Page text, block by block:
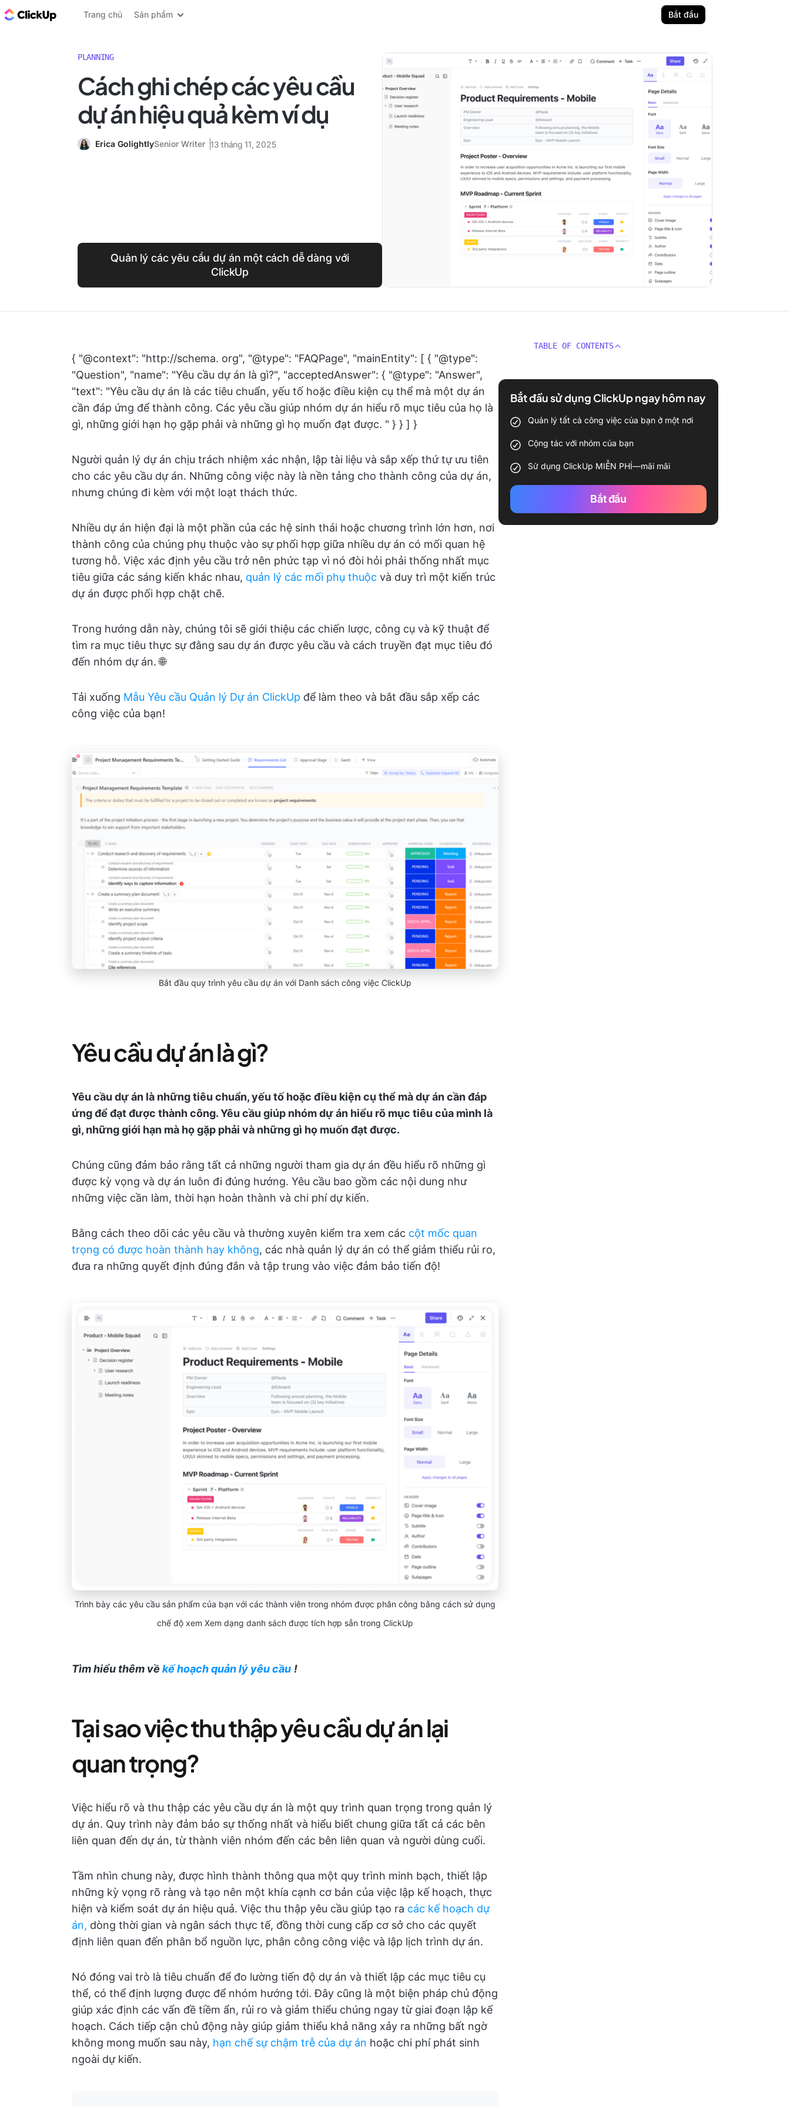
ClickUp Blog
Trang chủ Sản phẩm Bắt đầu
PLANNING
Cách ghi chép các yêu cầu
dự án hiệu quả kèm ví dụ
Erica GolightlySenior Writer 13 tháng 11, 2025
Quản lý các yêu cầu dự án một cách dễ dàng với
ClickUp
{ "@context": "http://schema. org", "@type": "FAQPage", "mainEntity": [ { "@type":
"Question", "name": "Yêu cầu dự án là gì?", "acceptedAnswer": { "@type": "Answer",
"text": "Yêu cầu dự án là các tiêu chuẩn, yếu tố hoặc điều kiện cụ thể mà một dự án
cần đáp ứng để thành công. Các yêu cầu giúp nhóm dự án hiểu rõ mục tiêu của họ là
gì, những giới hạn họ gặp phải và những gì họ muốn đạt được. " } } ] }
Người quản lý dự án chịu trách nhiệm xác nhận, lập tài liệu và sắp xếp thứ tự ưu tiên
cho các yêu cầu dự án. Những công việc này là nền tảng cho thành công của dự án,
nhưng chúng đi kèm với một loạt thách thức.
Nhiều dự án hiện đại là một phần của các hệ sinh thái hoặc chương trình lớn hơn, nơi
thành công của chúng phụ thuộc vào sự phối hợp giữa nhiều dự án có mối quan hệ
tương hỗ. Việc xác định yêu cầu trở nên phức tạp vì nó đòi hỏi phải thống nhất mục
tiêu giữa các sáng kiến khác nhau, quản lý các mối phụ thuộc và duy trì một kiến trúc
dự án được phối hợp chặt chẽ.
Trong hướng dẫn này, chúng tôi sẽ giới thiệu các chiến lược, công cụ và kỹ thuật để
tìm ra mục tiêu thực sự đằng sau dự án được yêu cầu và cách truyền đạt mục tiêu đó
đến nhóm dự án. 🌐
Tải xuống Mẫu Yêu cầu Quản lý Dự án ClickUp để làm theo và bắt đầu sắp xếp các
công việc của bạn!
Bắt đầu quy trình yêu cầu dự án với Danh sách công việc ClickUp
Yêu cầu dự án là gì?
Yêu cầu dự án là những tiêu chuẩn, yếu tố hoặc điều kiện cụ thể mà dự án cần đáp
ứng để đạt được thành công. Yêu cầu giúp nhóm dự án hiểu rõ mục tiêu của mình là
gì, những giới hạn mà họ gặp phải và những gì họ muốn đạt được.
Chúng cũng đảm bảo rằng tất cả những người tham gia dự án đều hiểu rõ những gì
được kỳ vọng và dự án luôn đi đúng hướng. Yêu cầu bao gồm các nội dung như
những việc cần làm, thời hạn hoàn thành và chi phí dự kiến.
Bằng cách theo dõi các yêu cầu và thường xuyên kiểm tra xem các cột mốc quan
trọng có được hoàn thành hay không, các nhà quản lý dự án có thể giảm thiểu rủi ro,
đưa ra những quyết định đúng đắn và tập trung vào việc đảm bảo tiến độ!
Trình bày các yêu cầu sản phẩm của bạn với các thành viên trong nhóm được phân công bằng cách sử dụng
chế độ xem Xem dạng danh sách được tích hợp sẵn trong ClickUp
Tìm hiểu thêm về kế hoạch quản lý yêu cầu !
Tại sao việc thu thập yêu cầu dự án lại
quan trọng?
Việc hiểu rõ và thu thập các yêu cầu dự án là một quy trình quan trọng trong quản lý
dự án. Quy trình này đảm bảo sự thống nhất và hiểu biết chung giữa tất cả các bên
liên quan đến dự án, từ thành viên nhóm đến các bên liên quan và người dùng cuối.
Tầm nhìn chung này, được hình thành thông qua một quy trình minh bạch, thiết lập
những kỳ vọng rõ ràng và tạo nên một khía cạnh cơ bản của việc lập kế hoạch, thực
hiện và kiểm soát dự án hiệu quả. Việc thu thập yêu cầu giúp tạo ra các kế hoạch dự
án, dòng thời gian và ngân sách thực tế, đồng thời cung cấp cơ sở cho các quyết
định liên quan đến phân bổ nguồn lực, phân công công việc và lập lịch trình dự án.
Nó đóng vai trò là tiêu chuẩn để đo lường tiến độ dự án và thiết lập các mục tiêu cụ
thể, có thể định lượng được để nhóm hướng tới. Đây cũng là một biện pháp chủ động
giúp xác định các vấn đề tiềm ẩn, rủi ro và giảm thiểu chúng ngay từ giai đoạn lập kế
hoạch. Cách tiếp cận chủ động này giúp giảm thiểu khả năng xảy ra những bất ngờ
không mong muốn sau này, hạn chế sự chậm trễ của dự án hoặc chi phí phát sinh
ngoài dự kiến.
TABLE OF CONTENTS
Bắt đầu sử dụng ClickUp ngay hôm nay
Quản lý tất cả công việc của bạn ở một nơi
Cộng tác với nhóm của bạn
Sử dụng ClickUp MIỄN PHÍ—mãi mãi
Bắt đầu